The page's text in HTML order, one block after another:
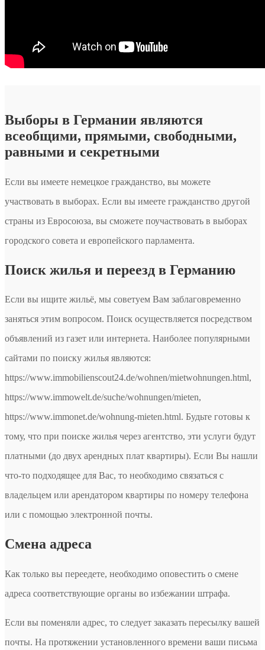
Выборы в Германии являются
всеобщими, прямыми, свободными,
равными и секретными
Если вы имеете немецкое гражданство, вы можете
участвовать в выборах. Если вы имеете гражданство другой
страны из Евросоюза, вы сможете поучаствовать в выборах
городского совета и европейского парламента.
Поиск жилья и переезд в Германию
Если вы ищите жильё, мы советуем Вам заблаговременно
заняться этим вопросом. Поиск осуществляется посредством
объявлений из газет или интернета. Наиболее популярными
сайтами по поиску жилья являются:
https://www.immobilienscout24.de/wohnen/mietwohnungen.html,
https://www.immowelt.de/suche/wohnungen/mieten,
https://www.immonet.de/wohnung-mieten.html. Будьте готовы к
тому, что при поиске жилья через агентство, эти услуги будут
платными (до двух арендных плат квартиры). Если Вы нашли
что-то подходящее для Вас, то необходимо связаться с
владельцем или арендатором квартиры по номеру телефона
или с помощью электронной почты.
Смена адреса
Как только вы переедете, необходимо оповестить о смене
адреса соответствующие органы во избежании штрафа.
Если вы поменяли адрес, то следует заказать пересылку вашей
почты. На протяжении установленного времени ваши письма